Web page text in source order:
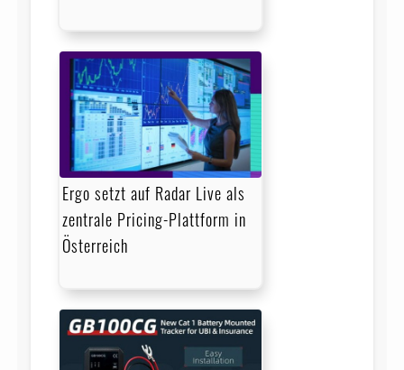
Ergo setzt auf Radar Live als
zentrale Pricing-Plattform in
Österreich